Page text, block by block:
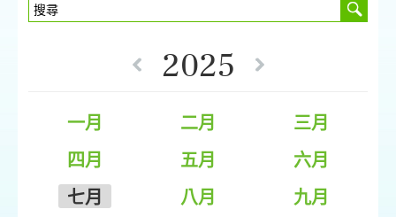
2025
一月 二月
三月
四月
五月
六月
七月
八月
九月